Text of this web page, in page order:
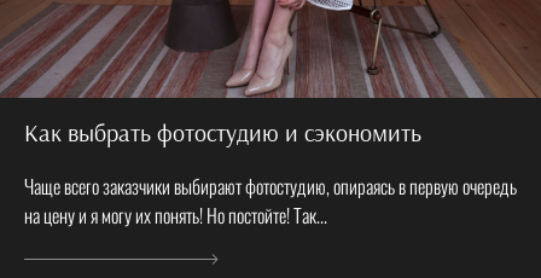
Как выбрать фотостудию и сэкономить
Чаще всего заказчики выбирают фотостудию, опираясь в первую очередь
на цену и я могу их понять! Но постойте! Так...